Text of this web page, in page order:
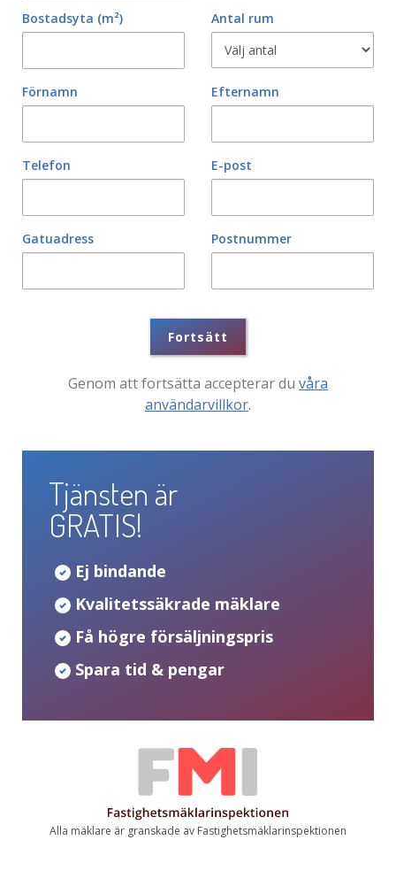
Bostadsyta (m²) Antal rum
Förnamn Efternamn
Telefon E-post
Gatuadress Postnummer
Fortsätt
Genom att fortsätta accepterar du våra
användarvillkor.
Tjänsten är
GRATIS!
Ej bindande
Kvalitetssäkrade mäklare
Få högre försäljningspris
Spara tid & pengar
Alla mäklare är granskade av Fastighetsmäklarinspektionen